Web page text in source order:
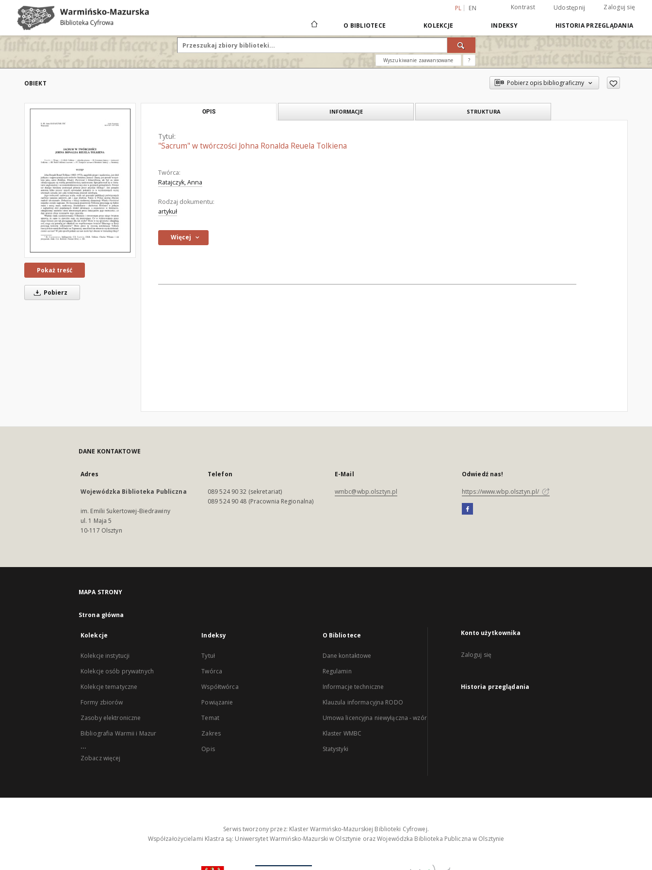
PL EN Kontrast Udostępnij Zaloguj się
O BIBLIOTECE KOLEKCJE INDEKSY HISTORIA PRZEGLĄDANIA
Wyszukiwanie zaawansowane ?
OBIEKT Pobierz opis bibliograficzny
Pokaż treść
Pobierz
OPIS INFORMACJE STRUKTURA
Tytuł:
"Sacrum" w twórczości Johna Ronalda Reuela Tolkiena
Twórca:
Ratajczyk, Anna
Rodzaj dokumentu:
artykuł
Więcej
DANE KONTAKTOWE
Adres
Wojewódzka Biblioteka Publiczna
im. Emilii Sukertowej-Biedrawiny
ul. 1 Maja 5
10-117 Olsztyn
Telefon
089 524 90 32 (sekretariat)
089 524 90 48 (Pracownia Regionalna)
E-Mail
wmbc@wbp.olsztyn.pl
Odwiedź nas!
https://www.wbp.olsztyn.pl/
MAPA STRONY
Strona główna
Kolekcje
Kolekcje instytucji
Kolekcje osób prywatnych
Kolekcje tematyczne
Formy zbiorów
Zasoby elektroniczne
Bibliografia Warmii i Mazur
...
Zobacz więcej
Indeksy
Tytuł
Twórca
Współtwórca
Powiązanie
Temat
Zakres
Opis
O Bibliotece
Dane kontaktowe
Regulamin
Informacje techniczne
Klauzula informacyjna RODO
Umowa licencyjna niewyłączna - wzór
Klaster WMBC
Statystyki
Konto użytkownika
Zaloguj się
Historia przeglądania
Serwis tworzony przez: Klaster Warmińsko-Mazurskiej Biblioteki Cyfrowej.
Współzałożycielami Klastra są: Uniwersytet Warmińsko-Mazurski w Olsztynie oraz Wojewódzka Biblioteka Publiczna w Olsztynie